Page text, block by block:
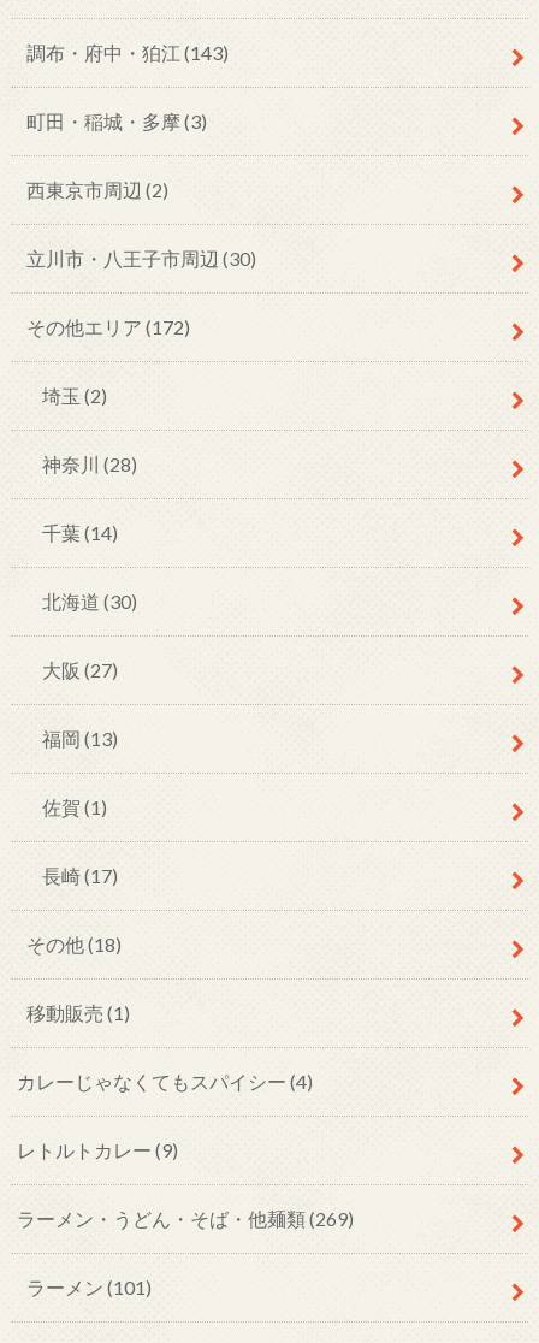
調布・府中・狛江 (143)
町田・稲城・多摩(3)
西東京市周辺 (2)
立川市・八王子市周辺 (30)
その他エリア (172)
埼玉 (2)
神奈川 (28)
千葉(14)
北海道 (30)
大阪 (27)
福岡 (13)
佐賀 (1)
長崎(17)
その他(18)
移動販売 (1)
カレーじゃなくてもスパイシー (4)
レトルトカレー (9)
ラーメン・うどん・そば・他麺類(269)
ラーメン (101)